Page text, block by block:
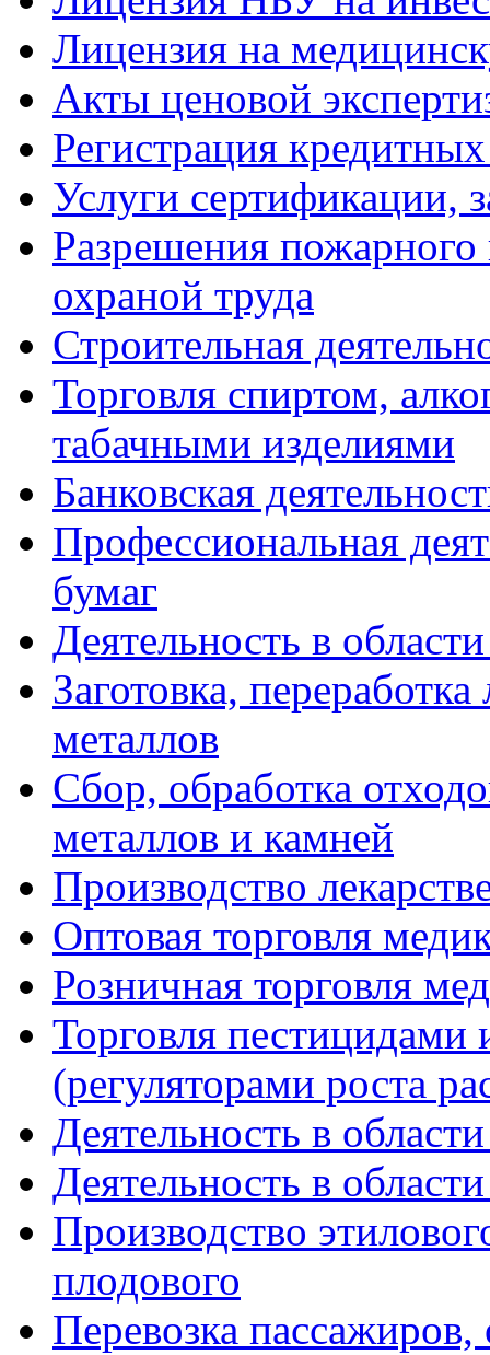
Лицензия на
Акты ценовой
Регистрация
Услуги сертификации,
Разрешения
охраной труда
Строительная
Торговля спиртом,
табачными изделиями
Банковская
Профессиональная
бумаг
Деятельность в
Заготовка,
металлов
Сбор, обработка
металлов и камней
Производство
Оптовая торговля
Розничная торговля
Торговля пестицидами
(регуляторами роста
Деятельность в
Деятельность в
Производство
плодового
Перевозка